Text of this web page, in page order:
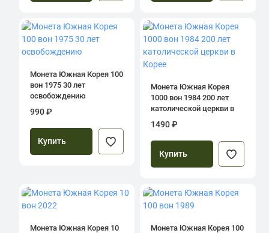
Монета Южная Корея 100
вон 1975 30 лет
освобождению
990 ₽
Купить
Монета Южная Корея
1000 вон 1984 200 лет
католической церкви в
Корее
1490 ₽
Купить
Монета Южная Корея 10
Монета Южная Корея 100